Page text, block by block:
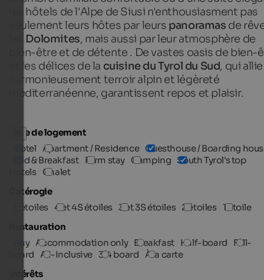
les hôtels de l'Alpe de Siusi n'enthousiasment pas
seulement leurs hôtes par leurs panoramas de
les Dolomites, mais aussi par leur atmosphère de
bien-être et de détente . De vastes oasis de bien-
et les délices de la cuisine du Tyrol du Sud, qui allie
harmonieusement terroir alpin et légèreté
méditerranéenne, garantissent repos et plaisir.
Type de logement
Hotel Apartment / Residence Guesthouse / Boarding
Bed & Breakfast Farm stay Camping South Tyrol's top
Hotels Chalet
Catérogie
5 étoiles 4 et 4S étoiles 3 et 3S étoiles 2 étoiles 1 étoile
Restauration
Any Accommodation only Breakfast Half-board
Full-
board All-Inclusive 3/4 board À la carte
Intérêts